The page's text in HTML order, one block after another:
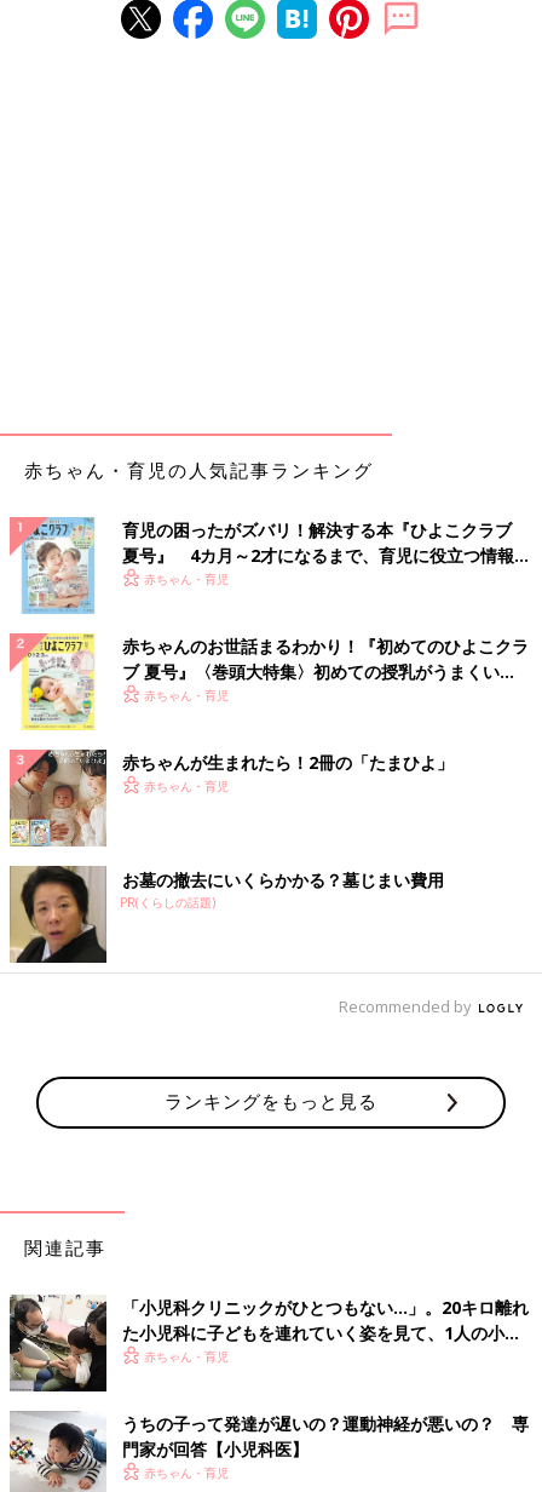
自分でその姿勢をとっているなら、大丈夫。最初のおすわりで、
るなら医師に相談を。
赤ちゃんが”はいはい”をしないときに見
「9ヶ月になってもはいはいをしない」「はい
はいをしないで立ったけど大丈夫？」など、赤
ちゃんが”はいはいをしない”ことに悩むママは
ゃんの発達の関係について、理学療法士の中原
規予さんに聞きました。
おすわりの様子は6～７ケ月健診で、はいはいの様子は9～10ケ
月健診で医師がチェックします。はいはいは、赤ちゃんによって
しない子もいますが、気になることがあったら、母子健康手帳な
どにメモを。健診のときに質問してみるのがおすすめです。（文
／ひよこクラブ編集部）
■参考：「いつでもどこでもHAPPY育児生活ガイドBOOK」
ネッセコーポレーション刊）
監修／【小児科医】山中龍宏 先生
初回公開日 2018/09/16
育児中におススメのアプリ
け。同じ出産月のママ同士で情報交換したり、励ましあったりで
きる「ルーム」や、写真だけでは伝わらない”できごと”を簡単に
記録できる「成長きろく」も大人気！
赤ちゃん・育児の人気記事ランキング
育児の困ったがズバリ！解決する本『ひよこクラブ
夏号』 4カ月～2才になるまで、育児に役立つ情報が
いっぱい！
赤ちゃん・育児
赤ちゃんのお世話まるわかり！『初めてのひよこクラ
ブ 夏号』〈巻頭大特集〉初めての授乳がうまくい
く！ おっぱい・ミルクの基本と夏のトラブル 解決テ
赤ちゃん・育児
赤ちゃんが生まれたら！2冊の「たまひよ」
赤ちゃん・育児
お墓の撤去にいくらかかる？墓じまい費用
PR(くらしの話題)
Recommended by
ランキングをもっと見る
関連記事
「小児科クリニックがひとつもない…」。20キロ離れ
た小児科に子どもを連れていく姿を見て、1人の小児
科医の決意
赤ちゃん・育児
うちの子って発達が遅いの？運動神経が悪いの？ 専
門家が回答【小児科医】
赤ちゃん・育児